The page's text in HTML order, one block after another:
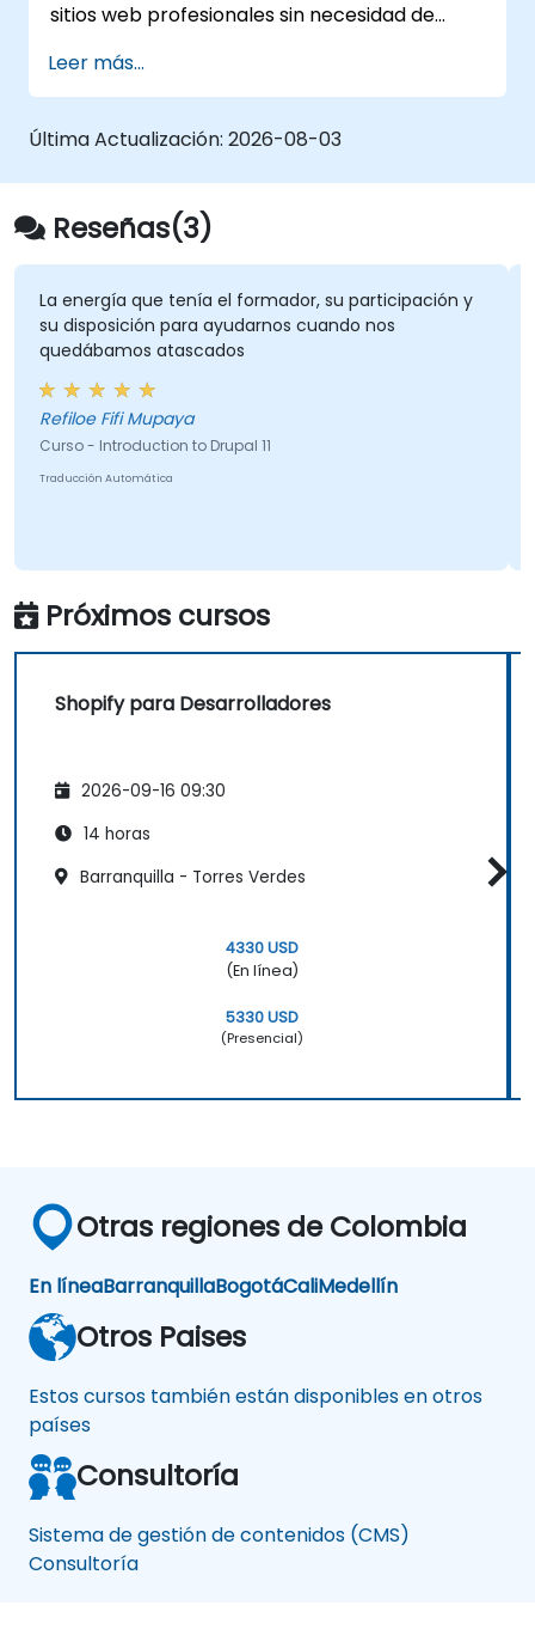
sitios web profesionales sin necesidad de
de la instalación de WordPress, la gestión de
contenido con entradas, páginas y
multimedia, así como las opciones de
comprobados para elegir entre
WordPress.com y WordPress.org, seleccionar
y personalizar temas, administrar
complementos y configurar la configuración
del sitio. Ayuda a las personas a crear y
mantener sus propios sitios web con
confianza.
Leer más...
Última Actualización: 2026-08-03
Reseñas(3)
que tenía el formador, su participación y
para ayudarnos cuando nos
atascados
Fifi Mupaya
- Introduction to Drupal 11
Automática
Lukasz
Próximos cursos
Shopify para Desarrolladores
2026-09-16 09:30
14 horas
Barranquilla - Torres Verdes
4330 USD
(En línea)
5330 USD
(Presencial)
Otras regiones de Colombia
En líneaBarranquillaBogotáCaliMedellín
Otros Paises
Estos cursos también están disponibles en otros
países
Consultoría
Sistema de gestión de contenidos (CMS)
Consultoría